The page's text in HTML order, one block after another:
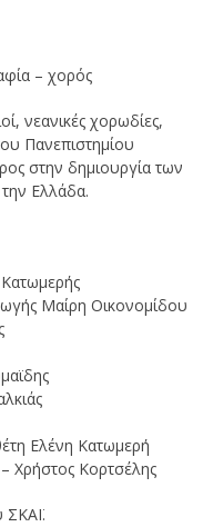
– χορός
νεανικές χορωδίες,
Πανεπιστημίου
στην δημιουργία των
Ελλάδα.
Μαίρη Οικονομίδου
Ελένη Κατωμερή
Χρήστος Κορτσέλης
ΣΚΑΪ.